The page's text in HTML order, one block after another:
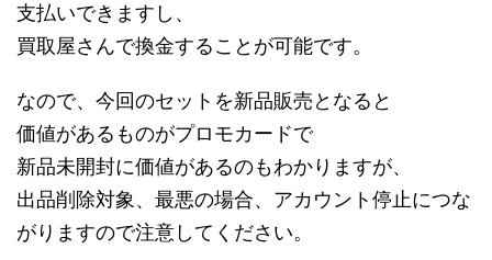
支払いできますし、
買取屋さんで換金することが可能です。
なので、今回のセットを新品販売となると
価値があるものがプロモカードで
新品未開封に価値があるのもわかりますが、
出品削除対象、最悪の場合、アカウント停止につな
がりますので注意してください。